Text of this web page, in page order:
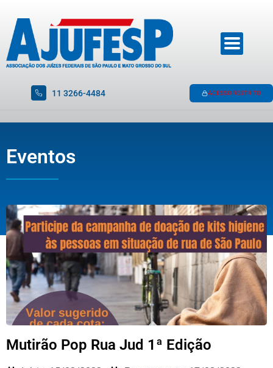
11 3266-4484 ACESSO RESTRITO
Eventos
Mutirão Pop Rua Jud 1ª Edição